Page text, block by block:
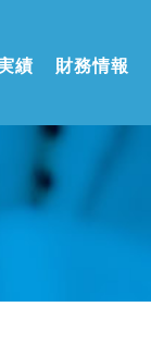
績 財務情報